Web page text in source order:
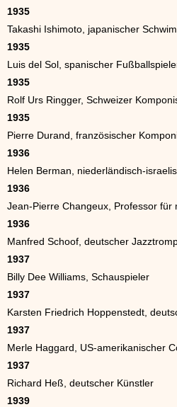
1935
Takashi Ishimoto, japanischer
1935
Luis del Sol, spanischer
1935
Rolf Urs Ringger, Schweizer
1935
Pierre Durand, französischer
1936
Helen Berman, niederländisch-
1936
Jean-Pierre Changeux, Professor für
1936
Manfred Schoof, deutscher
1937
Billy Dee Williams, Schauspieler
1937
Karsten Friedrich Hoppenstedt,
1937
Merle Haggard, US-amerikanischer
1937
Richard Heß, deutscher Künstler
1939